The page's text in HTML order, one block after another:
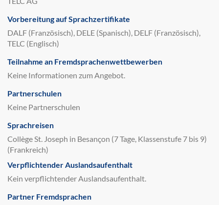
Vorbereitung auf Sprachzertifikate
DALF (Französisch), DELE (Spanisch), DELF (Französisch),
TELC (Englisch)
Teilnahme an Fremdsprachenwettbewerben
Keine Informationen zum Angebot.
Partnerschulen
Keine Partnerschulen
Sprachreisen
Collège St. Joseph in Besançon (7 Tage, Klassenstufe 7 bis 9)
(Frankreich)
Verpflichtender Auslandsaufenthalt
Kein verpflichtender Auslandsaufenthalt.
Partner Fremdsprachen